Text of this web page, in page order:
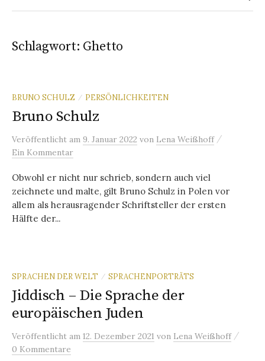
Schlagwort: Ghetto
BRUNO SCHULZ / PERSÖNLICHKEITEN
Bruno Schulz
Veröffentlicht am 9. Januar 2022 von Lena Weißhoff /
Ein Kommentar
Obwohl er nicht nur schrieb, sondern auch viel
zeichnete und malte, gilt Bruno Schulz in Polen vor
allem als herausragender Schriftsteller der ersten
Hälfte der...
SPRACHEN DER WELT / SPRACHENPORTRÄTS
Jiddisch – Die Sprache der
europäischen Juden
Veröffentlicht am 12. Dezember 2021 von Lena Weißhoff /
0 Kommentare